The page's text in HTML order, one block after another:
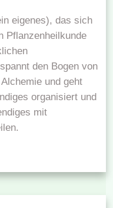
eigenes), das sich
Pflanzenheilkunde
den Bogen von
und geht
organisiert und
mit